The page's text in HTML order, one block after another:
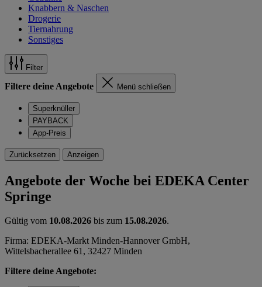
Knabbern & Naschen
Drogerie
Tiernahrung
Sonstiges
Filter
Filtere deine Angebote Menü schließen
Superknüller
PAYBACK
App-Preis
Zurücksetzen Anzeigen
Angebote der Woche bei EDEKA Center
Springe
Gültig vom 10.08.2026 bis zum 15.08.2026.
Firma: EDEKA-Markt Minden-Hannover GmbH,
Wittelsbacherallee 61, 32427 Minden
Filtere deine Angebote: